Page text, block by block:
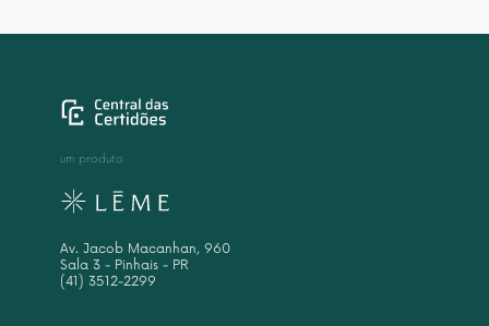
um produto
Av. Jacob Macanhan, 960
Sala 3 - Pinhais - PR
(41) 3512-2299